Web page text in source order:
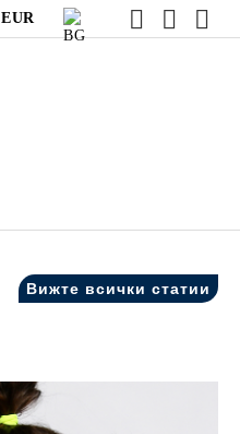
EUR
Вижте всички статии